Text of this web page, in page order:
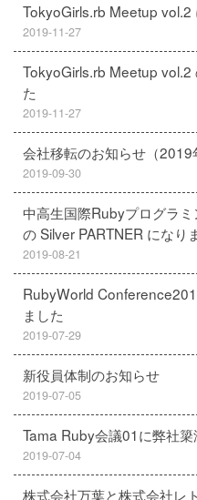
TokyoGirls.rb Meetup vol.2
2019-11-27
TokyoGirls.rb Meetup vol.2
た
2019-11-27
会社移転のお知らせ（2019
2019-09-30
中高生国際Rubyプログラ
の Silver PARTNER になり
2019-08-21
RubyWorld
ました
2019-07-29
新役員体制のお知らせ
2019-07-05
Tama Ruby会議01に弊社
2019-07-04
株式会社万葉と株式会社レ